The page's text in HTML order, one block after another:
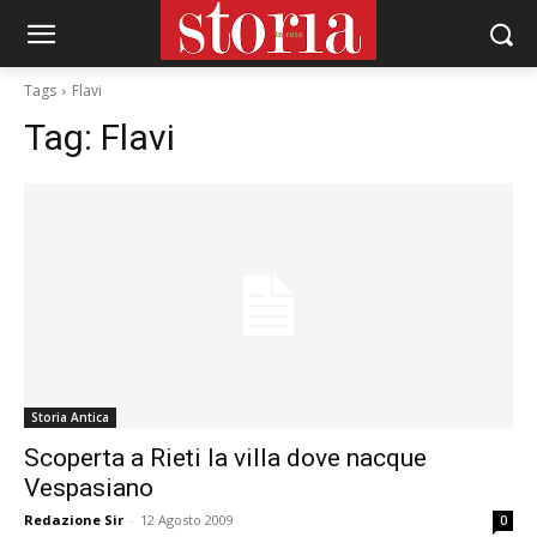
Tags Flavi
Tag: Flavi
Storia Antica
Scoperta a Rieti la villa dove nacque
Vespasiano
Redazione Sir - 12 Agosto 2009 0